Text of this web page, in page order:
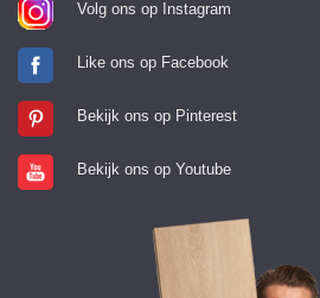
Volg ons op Instagram
Like ons op Facebook
Bekijk ons op Pinterest
Bekijk ons op Youtube